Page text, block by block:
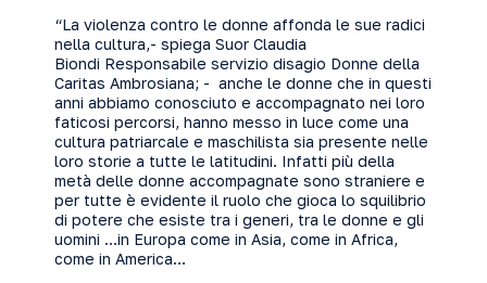
“La violenza contro le donne affonda le sue radici
nella cultura,- spiega Suor Claudia
Biondi Responsabile servizio disagio Donne della
Caritas Ambrosiana; - anche le donne che in questi
anni abbiamo conosciuto e accompagnato nei loro
faticosi percorsi, hanno messo in luce come una
cultura patriarcale e maschilista sia presente nelle
loro storie a tutte le latitudini. Infatti più della
metà delle donne accompagnate sono straniere e
per tutte è evidente il ruolo che gioca lo squilibrio
di potere che esiste tra i generi, tra le donne e gli
uomini …in Europa come in Asia, come in Africa,
come in America…